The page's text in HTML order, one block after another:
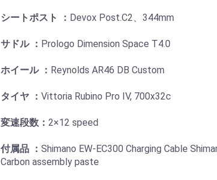
シートポスト ： Devox Post.C2、344mm
サドル ： Prologo Dimension Space T4.0
ホイール ： Reynolds AR46 DB Custom
タイヤ ： Vittoria Rubino Pro IV, 700x32c
変速段数： 2×12 speed
付属品 ： Shimano EW-EC300 Charging Cable
Carbon assembly paste